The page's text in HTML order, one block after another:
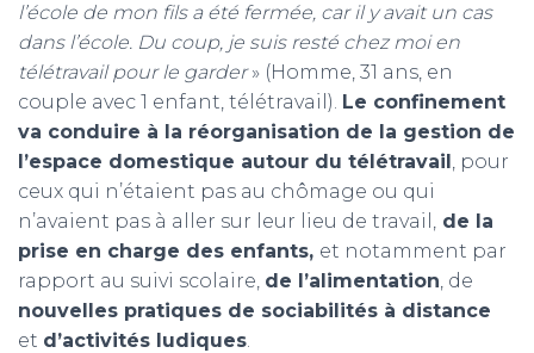
l’école de mon fils a été fermée, car il y avait un cas
dans l’école. Du coup, je suis resté chez moi en
télétravail pour le garder» (Homme, 31 ans, en
couple avec 1 enfant, télétravail). Le confinement
va conduire à la réorganisation de la gestion de
l’espace domestique autour du télétravail, pour
ceux qui n’étaient pas au chômage ou qui
n’avaient pas à aller sur leur lieu de travail, de la
prise en charge des enfants, et notamment par
rapport au suivi scolaire, de l’alimentation, de
nouvelles pratiques de sociabilités à distance
et d’activités ludiques.